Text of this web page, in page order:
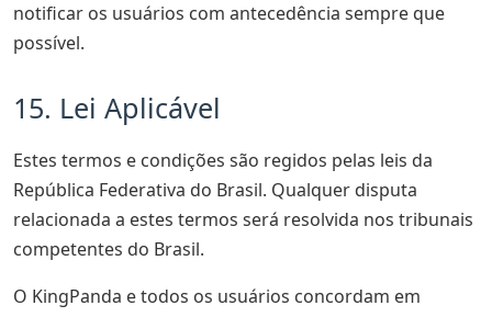
notificar os usuários com antecedência sempre que
possível.
15. Lei Aplicável
Estes termos e condições são regidos pelas leis da
República Federativa do Brasil. Qualquer disputa
relacionada a estes termos será resolvida nos tribunais
competentes do Brasil.
O KingPanda e todos os usuários concordam em